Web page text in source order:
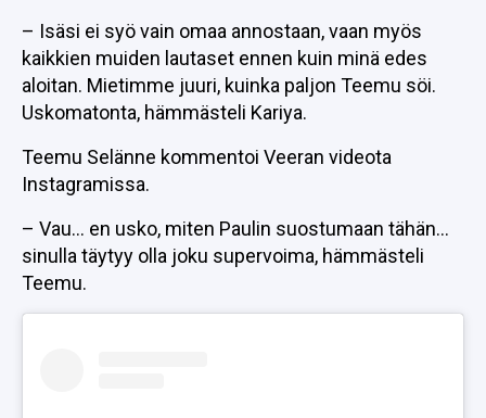
– Isäsi ei syö vain omaa annostaan, vaan myös
kaikkien muiden lautaset ennen kuin minä edes
aloitan. Mietimme juuri, kuinka paljon Teemu söi.
Uskomatonta, hämmästeli Kariya.
Teemu Selänne kommentoi Veeran videota
Instagramissa.
– Vau… en usko, miten Paulin suostumaan tähän…
sinulla täytyy olla joku supervoima, hämmästeli
Teemu.